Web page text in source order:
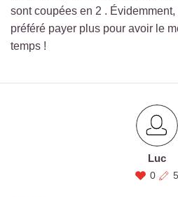
sont coupées en 2 .
préféré payer plus pour avoir le
temps !
Luc
0 5